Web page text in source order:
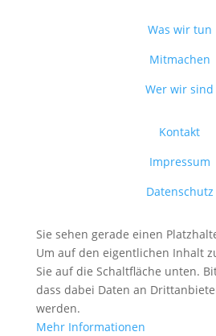
Was wir tun
Mitmachen
Wer wir sind
Kontakt
Impressum
Datenschutz
Sie sehen gerade einen
Um auf den eigentlichen Inhalt
Sie auf die Schaltfläche unten.
dass dabei Daten an
werden.
Mehr Informationen